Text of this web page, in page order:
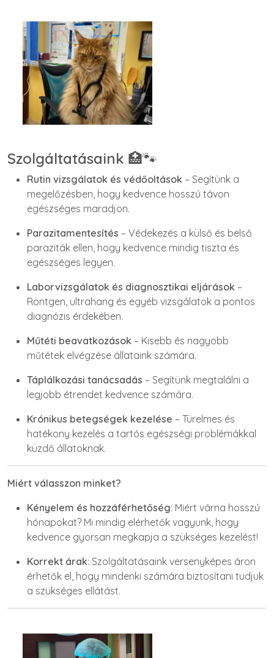
Szolgáltatásaink 🏥🐾
Rutin vizsgálatok és védőoltások – Segítünk a
megelőzésben, hogy kedvence hosszú távon
egészséges maradjon.
Parazitamentesítés – Védekezés a külső és belső
paraziták ellen, hogy kedvence mindig tiszta és
egészséges legyen.
Laborvizsgálatok és diagnosztikai eljárások –
Röntgen, ultrahang és egyéb vizsgálatok a pontos
diagnózis érdekében.
Műtéti beavatkozások – Kisebb és nagyobb
műtétek elvégzése állataink számára.
Táplálkozási tanácsadás – Segítünk megtalálni a
legjobb étrendet kedvence számára.
Krónikus betegségek kezelése – Türelmes és
hatékony kezelés a tartós egészségi problémákkal
küzdő állatoknak.
Miért válasszon minket?
Kényelem és hozzáférhetőség: Miért várna hosszú
hónapokat? Mi mindig elérhetők vagyunk, hogy
kedvence gyorsan megkapja a szükséges kezelést!
Korrekt árak: Szolgáltatásaink versenyképes áron
érhetők el, hogy mindenki számára biztosítani tudjuk
a szükséges ellátást.